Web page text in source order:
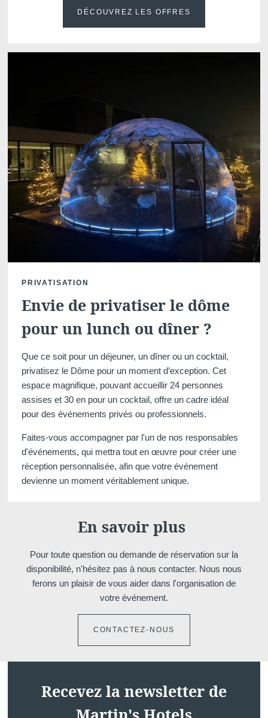
DÉCOUVREZ LES OFFRES
PRIVATISATION
Envie de privatiser le dôme
pour un lunch ou dîner ?
Que ce soit pour un déjeuner, un dîner ou un cocktail,
privatisez le Dôme pour un moment d’exception. Cet
espace magnifique, pouvant accueillir 24 personnes
assises et 30 en pour un cocktail, offre un cadre idéal
pour des événements privés ou professionnels.
Faites-vous accompagner par l'un de nos responsables
d'événements, qui mettra tout en œuvre pour créer une
réception personnalisée, afin que votre événement
devienne un moment véritablement unique.
En savoir plus
Pour toute question ou demande de réservation sur la
disponibilité, n'hésitez pas à nous contacter. Nous nous
ferons un plaisir de vous aider dans l'organisation de
votre événement.
CONTACTEZ-NOUS
Recevez la newsletter de
Accueil
Chambres
Restaurant
Akko
Bar
Alentours
Contactez-nous
Localiser
Martin's
Rentmeesterij
+32 89 44 21 21
mrm@martinshotels.com